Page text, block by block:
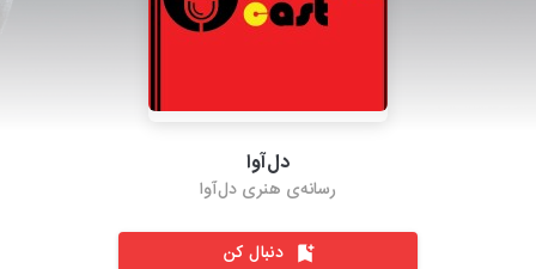
دل‌آوا
رسانه‌ی هنری دل‌آوا
دنبال کن